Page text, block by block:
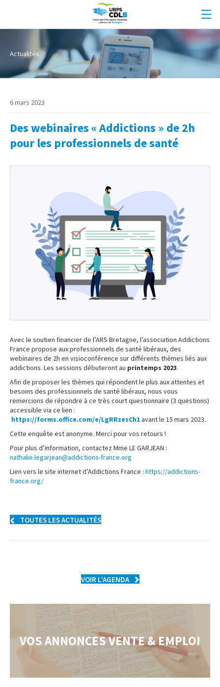
Actualités
6 mars 2023
Des webinaires « Addictions » de 2h
pour les professionnels de santé
Avec le soutien financier de l’ARS Bretagne, l’association Addictions
France propose aux professionnels de santé libéraux, des
webinaires de 2h en visioconférence sur différents thèmes liés aux
addictions. Les sessions débuteront au printemps 2023.
Afin de proposer les thèmes qui répondent le plus aux attentes et
besoins des professionnels de santé libéraux, nous vous
remercions de répondre à ce très court questionnaire (3 questions)
accessible via ce lien :
https://forms.office.com/e/LgRRzesCh1avant le 15 mars 2023.
Cette enquête est anonyme. Merci pour vos retours !
Pour plus d’information, contactez Mme LE GARJEAN :
nathalie.legarjean@addictions-france.org
Lien vers le site internet d’Addictions France : https://addictions-
france.org/
TOUTES LES ACTUALITÉS
VOIR L’AGENDA
VOS ANNONCES VENTE & EMPLOI